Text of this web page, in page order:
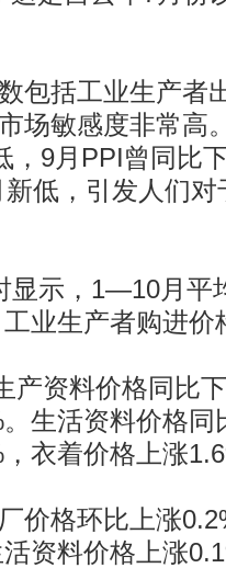
括工业生产者
场敏感度非常高
，9月PPI曾同比
低，引发人们
示，1—10月平
业生产者购进价
资料价格同比下
生活资料价格同
衣着价格上涨
格环比上涨
资料价格上涨